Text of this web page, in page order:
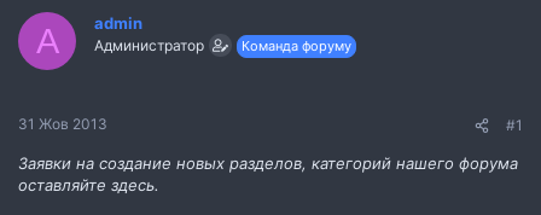
т
м
и
в
о
н
A admin
Администратор Команда форуму
31 Жов 2013 #1
Заявки на создание новых разделов, категорий нашего форума
оставляйте здесь.